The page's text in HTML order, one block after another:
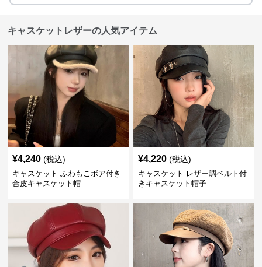
キャスケットレザーの人気アイテム
¥4,240 (税込)
キャスケット ふわもこボア付き
合皮キャスケット帽
¥4,220 (税込)
キャスケット レザー調ベルト付
きキャスケット帽子